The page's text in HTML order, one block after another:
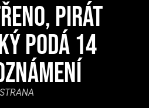
PIRÁT
PODÁ 14